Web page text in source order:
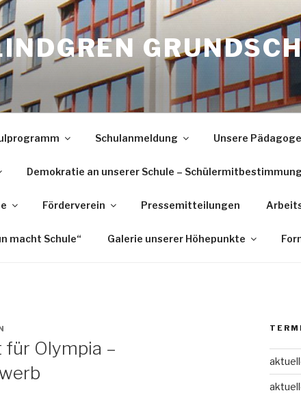
Schulanmeldung Unsere
Demokratie an unserer Schule – Schülermitbestimmung
Förderverein Pressemitteilungen
macht Schule“ Galerie unserer Höhepunkte
Olympia –